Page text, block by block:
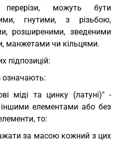
перерізи, можуть бути
гнутими, з різьбою,
розширеними, зведеними
манжетами чи кільцями.
підпозицій:
означають:
міді та цинку (латуні)" -
елементами або без
то:
за масою кожний з цих